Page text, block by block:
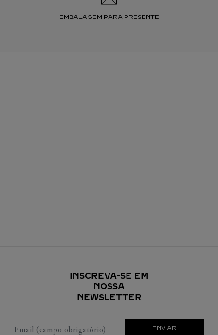
EMBALAGEM PARA PRESENTE
INSCREVA-SE EM
NOSSA
NEWSLETTER
Email (campo obrigatório) ENVIAR